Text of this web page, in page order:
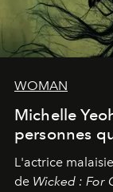
WOMAN
Michelle
personnes
L'actrice
de Wicked : For